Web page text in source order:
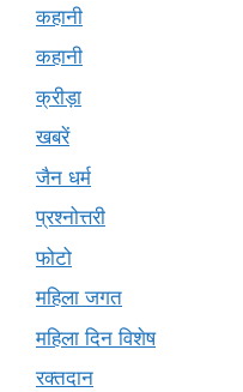
कहानी
कहानी
क्रीड़ा
खबरें
जैन धर्म
प्रश्नोत्तरी
फोटो
महिला जगत
महिला दिन विशेष
रक्तदान